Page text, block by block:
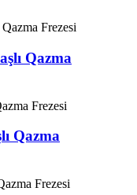
Qazma
Qazma